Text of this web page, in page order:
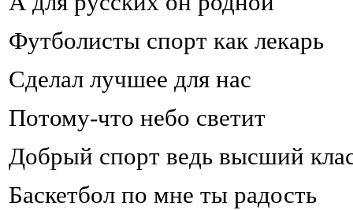
Футболисты спорт как лекарь
Сделал лучшее для нас
Потому-что небо светит
Добрый спорт ведь высший
Баскетбол по мне ты радость